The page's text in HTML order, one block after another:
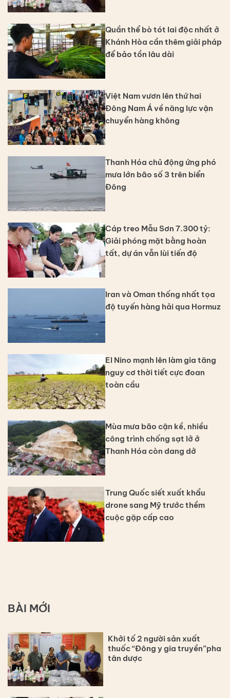
Quần thể bò tót lai độc nhất ở
Khánh Hòa cần thêm giải pháp
để bảo tồn lâu dài
Việt Nam vươn lên thứ hai
Đông Nam Á về năng lực vận
chuyển hàng không
Thanh Hóa chủ động ứng phó
mưa lớn bão số 3 trên biển
Đông
Cáp treo Mẫu Sơn 7.300 tỷ:
Giải phóng mặt bằng hoàn
tất, dự án vẫn lùi tiến độ
Iran và Oman thống nhất tọa
độ tuyến hàng hải qua Hormuz
El Nino mạnh lên làm gia tăng
nguy cơ thời tiết cực đoan
toàn cầu
Mùa mưa bão cận kề, nhiều
công trình chống sạt lở ở
Thanh Hóa còn dang dở
Trung Quốc siết xuất khẩu
drone sang Mỹ trước thềm
cuộc gặp cấp cao
BÀI MỚI
Khởi tố 2 người sản xuất
thuốc “Đông y gia truyền”pha
tân dược